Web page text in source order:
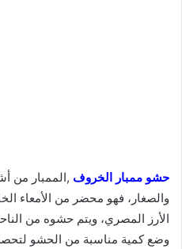
حشو ممبار الخروف ,الممبار من
والصغار، فهو محضر من الأمعاء
الأرز المصري، ويتم حشوه من
وضع كمية مناسبة من الحشو